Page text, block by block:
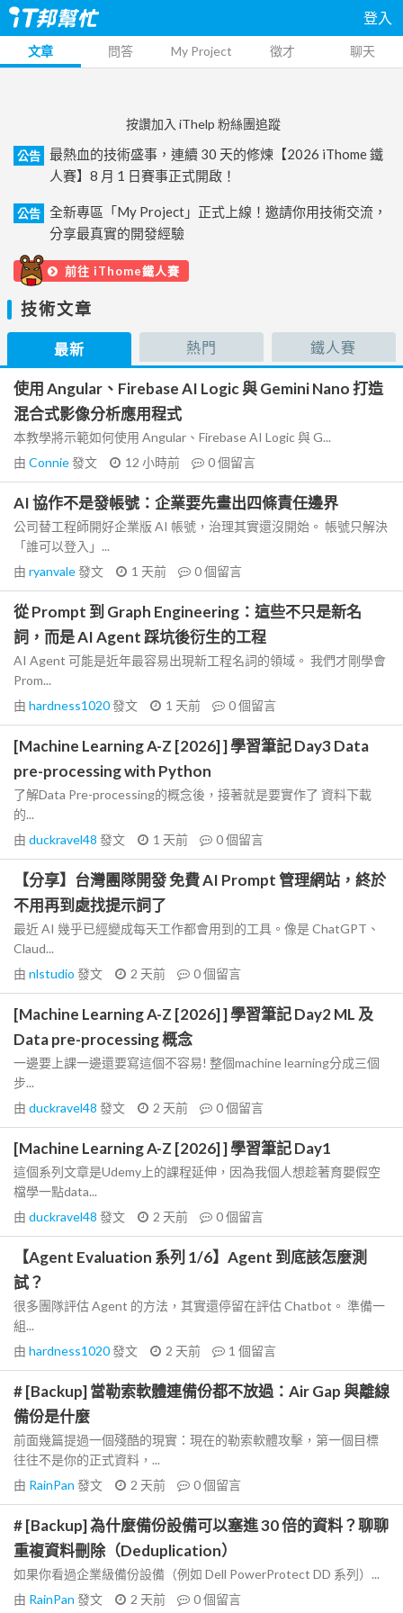
登入
文章 問答 My Project 徵才 聊天
按讚加入 iThelp 粉絲團追蹤
公告
最熱血的技術盛事，連續 30 天的修煉【2026 iThome 鐵
人賽】8 月 1 日賽事正式開啟！
公告
全新專區「My Project」正式上線！邀請你用技術交流，
分享最真實的開發經驗
前往 iThome鐵人賽
技術文章
最新 熱門 鐵人賽
使用 Angular、Firebase AI Logic 與 Gemini Nano 打造
混合式影像分析應用程式
本教學將示範如何使用 Angular、Firebase AI Logic 與 G...
由 Connie發文 12 小時前 0個留言
AI 協作不是發帳號：企業要先畫出四條責任邊界
公司替工程師開好企業版 AI 帳號，治理其實還沒開始。 帳號只解決
「誰可以登入」...
由 ryanvale發文 1 天前 0個留言
從 Prompt 到 Graph Engineering：這些不只是新名
詞，而是 AI Agent 踩坑後衍生的工程
AI Agent 可能是近年最容易出現新工程名詞的領域。 我們才剛學會
Prom...
由 hardness1020發文 1 天前 0個留言
[Machine Learning A-Z [2026] ] 學習筆記 Day3 Data
pre-processing with Python
了解Data Pre-processing的概念後，接著就是要實作了 資料下載
的...
由 duckravel48 發文 1 天前 0個留言
【分享】台灣團隊開發 免費 AI Prompt 管理網站，終於
不用再到處找提示詞了
最近 AI 幾乎已經變成每天工作都會用到的工具。像是 ChatGPT、
Claud...
由 nlstudio 發文 2 天前 0個留言
[Machine Learning A-Z [2026] ] 學習筆記 Day2 ML 及
Data pre-processing 概念
一邊要上課一邊還要寫這個不容易! 整個machine learning分成三個
步...
由 duckravel48 發文 2 天前 0個留言
[Machine Learning A-Z [2026] ] 學習筆記 Day1
這個系列文章是Udemy上的課程延伸，因為我個人想趁著育嬰假空
檔學一點data...
由 duckravel48 發文 2 天前 0個留言
【Agent Evaluation 系列 1/6】Agent 到底該怎麼測
試？
很多團隊評估 Agent 的方法，其實還停留在評估 Chatbot。 準備一
組...
由 hardness1020發文 2 天前 1 個留言
# [Backup] 當勒索軟體連備份都不放過：Air Gap 與離線
備份是什麼
前面幾篇提過一個殘酷的現實：現在的勒索軟體攻擊，第一個目標
往往不是你的正式資料，...
由 RainPan 發文 2 天前 0個留言
# [Backup] 為什麼備份設備可以塞進 30 倍的資料？聊聊
重複資料刪除（Deduplication）
如果你看過企業級備份設備（例如 Dell PowerProtect DD 系列）...
由 RainPan 發文 2 天前 0個留言